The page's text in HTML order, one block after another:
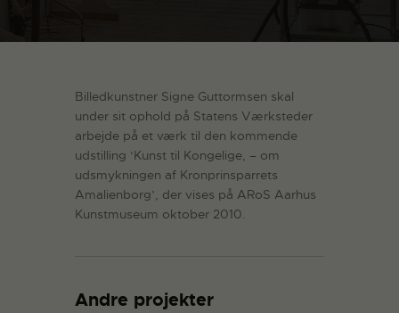
Billedkunstner Signe Guttormsen skal
under sit ophold på Statens Værksteder
arbejde på et værk til den kommende
udstilling ‘Kunst til Kongelige, – om
udsmykningen af Kronprinsparrets
Amalienborg’, der vises på ARoS Aarhus
Kunstmuseum oktober 2010.
Andre projekter